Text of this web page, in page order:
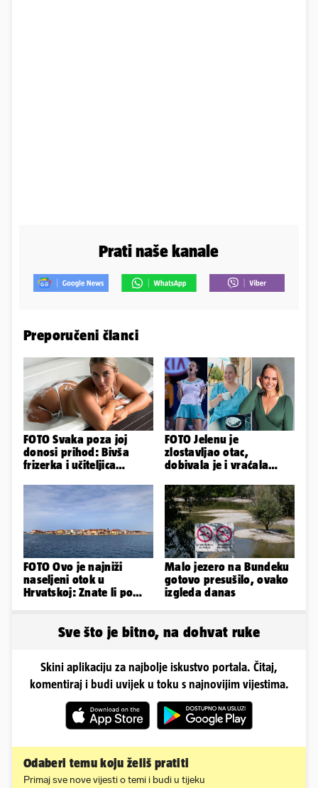
Prati naše kanale
Preporučeni članci
FOTO Svaka poza joj
donosi prihod: Bivša
frizerka i učiteljica
Instagram
FOTO Jelenu je
zlostavljao otac,
dobivala je i vraćala
tukao šakama'
FOTO Ovo je najniži
naseljeni otok u
Hrvatskoj: Znate li po
Malo jezero na Bundeku
gotovo presušilo, ovako
izgleda danas
Sve što je bitno, na dohvat ruke
Skini aplikaciju za najbolje iskustvo portala. Čitaj,
komentiraj i budi uvijek u toku s najnovijim vijestima.
Odaberi temu koju želiš pratiti
Primaj sve nove vijesti o temi i budi u tijeku